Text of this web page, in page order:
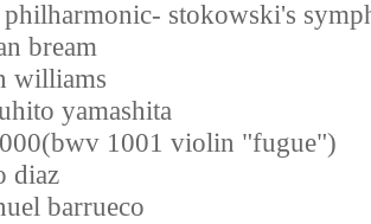
philharmonic- stokowski's
bream
williams
yamashita
1001 violin "fugue")
diaz
barrueco